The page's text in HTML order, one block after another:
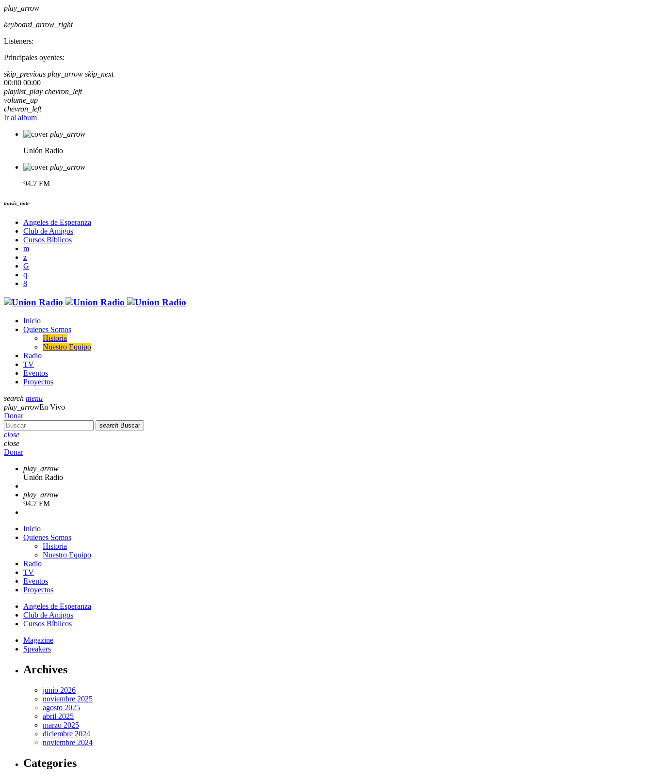
play_arrow
keyboard_arrow_right
Listeners:
Principales oyentes:
skip_previous play_arrow skip_next
00:00 00:00
playlist_play chevron_left
volume_up
chevron_left
Ir al album
play_arrow
Unión Radio
play_arrow
94.7 FM
music_note
Angeles de Esperanza
Club de Amigos
Cursos Bíblicos
Inicio
Quienes Somos
Historia
Nuestro Equipo
Radio
TV
Eventos
Proyectos
search menu
play_arrowEn Vivo
Donar
search Buscar
close
close
Donar
play_arrow
Unión Radio
play_arrow
94.7 FM
Inicio
Quienes Somos
Historia
Nuestro Equipo
Radio
TV
Eventos
Proyectos
Angeles de Esperanza
Club de Amigos
Cursos Bíblicos
Magazine
Speakers
Archives
junio 2026
noviembre 2025
agosto 2025
abril 2025
marzo 2025
diciembre 2024
noviembre 2024
Categories